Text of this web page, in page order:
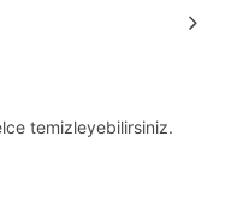
temizleyebilirsiniz.